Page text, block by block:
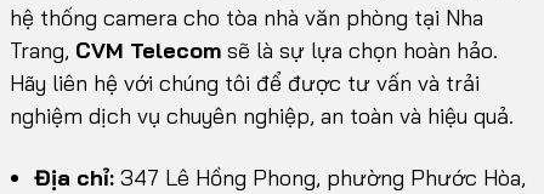
hệ thống camera cho tòa nhà văn phòng tại Nha
Trang, CVM Telecom sẽ là sự lựa chọn hoàn hảo.
Hãy liên hệ với chúng tôi để được tư vấn và trải
nghiệm dịch vụ chuyên nghiệp, an toàn và hiệu quả.
Địa chỉ: 347 Lê Hồng Phong, phường Phước Hòa,